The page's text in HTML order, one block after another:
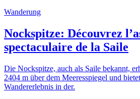
Wanderung
Nockspitze: Découvrez
spectaculaire de la Saile
Die Nockspitze, auch als Saile bekannt,
2404 m über dem Meeresspiegel und
Wandererlebnis in der.